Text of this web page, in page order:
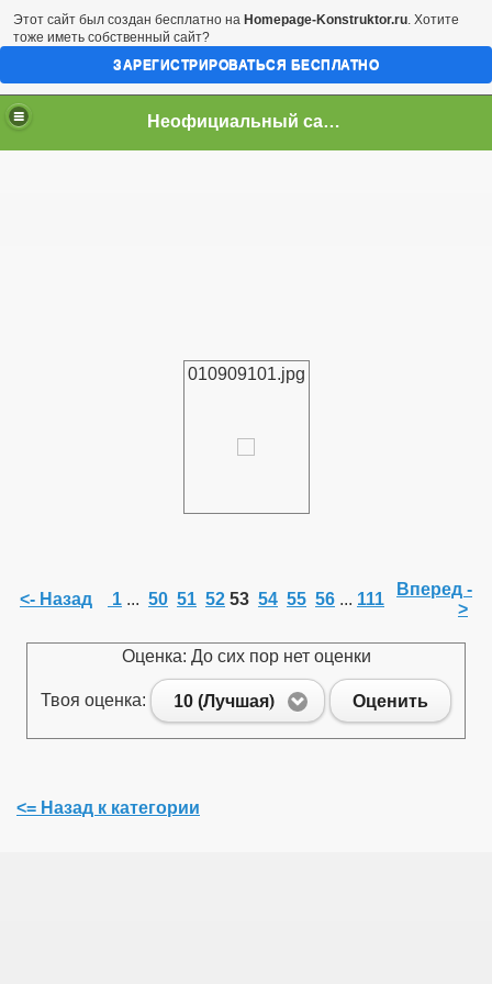
Неофициальный сайт город Арциз
010909101.jpg
<- Назад 1 ... 50 51 52 53 54 55 56 ... 111
Вперед -
>
Оценка: До сих пор нет оценки
Твоя оценка: 10 (Лучшая) Оценить
<= Назад к категории
Этот сайт был создан бесплатно на Homepage-Konstruktor.ru. Хотите
тоже иметь собственный сайт?
ЗАРЕГИСТРИРОВАТЬСЯ БЕСПЛАТНО